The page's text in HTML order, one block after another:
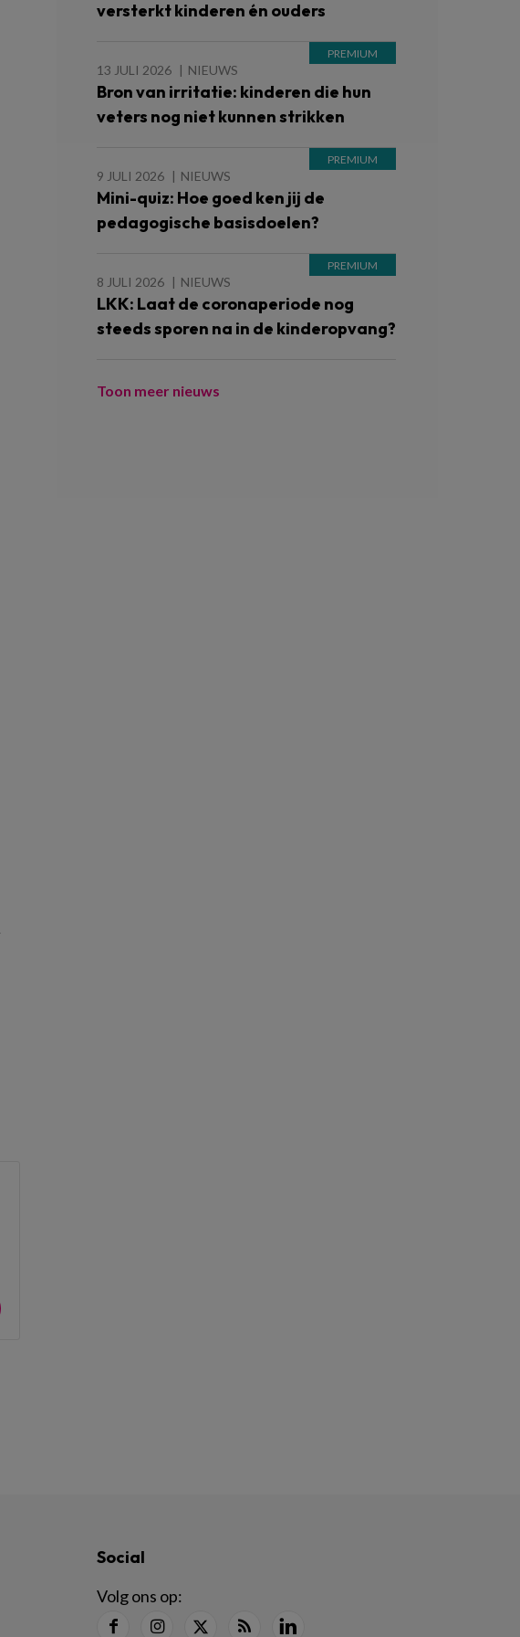
versterkt kinderen én ouders
13 JULI 2026 NIEUWS
Bron van irritatie: kinderen die hun
veters nog niet kunnen strikken
9 JULI 2026 NIEUWS
Mini-quiz: Hoe goed ken jij de
pedagogische basisdoelen?
8 JULI 2026 NIEUWS
LKK: Laat de coronaperiode nog
steeds sporen na in de kinderopvang?
Toon meer nieuws
Social
Volg ons op: